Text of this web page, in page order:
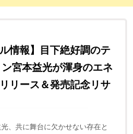
を
情報】目下絶好調のテ
宮本益光が渾身のエネ
リース＆発売記念リサ
、共に舞台に欠かせない存在と